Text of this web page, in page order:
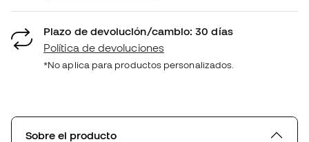
Plazo de devolución/cambio: 30 días
Política de devoluciones
*No aplica para productos personalizados.
Sobre el producto